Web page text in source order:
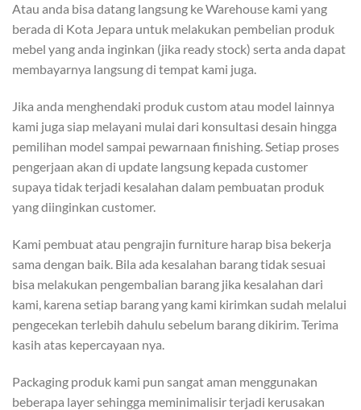
Atau anda bisa datang langsung ke Warehouse kami yang
berada di Kota Jepara untuk melakukan pembelian produk
mebel yang anda inginkan (jika ready stock) serta anda dapat
membayarnya langsung di tempat kami juga.
Jika anda menghendaki produk custom atau model lainnya
kami juga siap melayani mulai dari konsultasi desain hingga
pemilihan model sampai pewarnaan finishing. Setiap proses
pengerjaan akan di update langsung kepada customer
supaya tidak terjadi kesalahan dalam pembuatan produk
yang diinginkan customer.
Kami pembuat atau pengrajin furniture harap bisa bekerja
sama dengan baik. Bila ada kesalahan barang tidak sesuai
bisa melakukan pengembalian barang jika kesalahan dari
kami, karena setiap barang yang kami kirimkan sudah melalui
pengecekan terlebih dahulu sebelum barang dikirim. Terima
kasih atas kepercayaan nya.
Packaging produk kami pun sangat aman menggunakan
beberapa layer sehingga meminimalisir terjadi kerusakan